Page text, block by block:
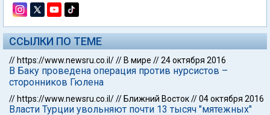
ССЫЛКИ ПО ТЕМЕ
// https://www.newsru.co.il/// В мире //24 октября 2016
В Баку проведена операция против нурсистов –
сторонников Гюлена
// https://www.newsru.co.il/// Ближний Восток//04 октября 2016
Власти Турции увольняют почти 13 тысяч "мятежных"